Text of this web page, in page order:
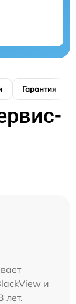
Гарантия
и
лет.